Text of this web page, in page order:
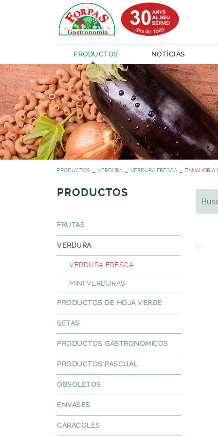
PRODUCTOS NOTÍCIAS
PRODUCTOS VERDURA VERDURA FRESCA ZANAHORIA
PRODUCTOS
FRUTAS
VERDURA
VERDURA FRESCA
MINI VERDURAS
PRODUCTOS DE HOJA VERDE
SETAS
PRODUCTOS GASTRONOMICOS
PRODUCTOS PASCUAL
OBSOLETOS
ENVASES
CARACOLES